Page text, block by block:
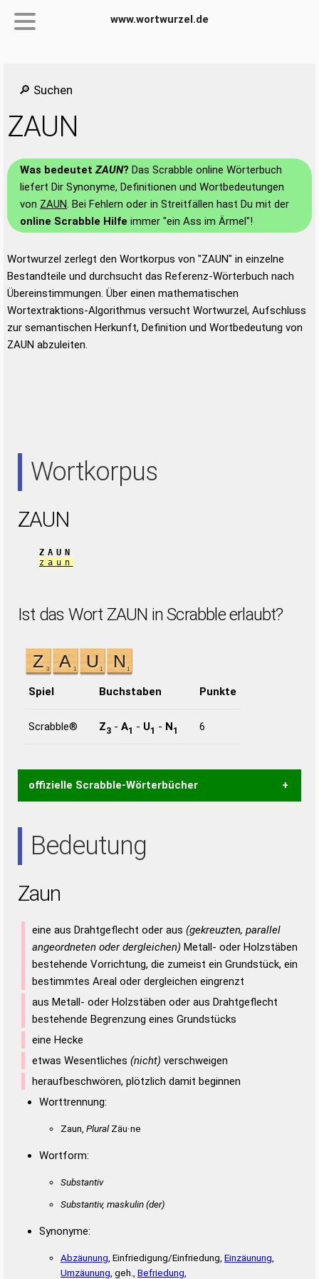
www.wortwurzel.de
🔎 Suchen
ZAUN
Was bedeutetZAUN? Das Scrabble online Wörterbuch
liefert Dir Synonyme, Definitionen und Wortbedeutungen
von ZAUN. Bei Fehlern oder in Streitfällen hast Du mit der
online Scrabble Hilfe immer "ein Ass im Ärmel"!
Wortwurzel zerlegt den Wortkorpus von "ZAUN" in einzelne
Bestandteile und durchsucht das Referenz-Wörterbuch nach
Übereinstimmungen. Über einen mathematischen
Wortextraktions-Algorithmus versucht Wortwurzel, Aufschluss
zur semantischen Herkunft, Definition und Wortbedeutung von
ZAUN abzuleiten.
Wortkorpus
ZAUN
ZAUN
zaun
Ist das Wort ZAUN in Scrabble erlaubt?
Spiel Buchstaben Punkte
Scrabble® Z3 - A1 - U1 - N1 6
offizielle Scrabble-Wörterbücher
Wortanalyse-Algorithmus gute Anhaltspunkte zu
Wortbedeutung, Worttrennung und Wortform, um die
bestimmen!
Duden – Standardwerk in 12 Bänden
Duden – Richtiges und gutes
Deutsch
Duden – Die deutsche Grammatik
Duden – Deutsches
Bedeutung
Zaun
eine aus Drahtgeflecht oder aus (gekreuzten, parallel
angeordneten oder dergleichen) Metall- oder Holzstäben
bestehende Vorrichtung, die zumeist ein Grundstück, ein
bestimmtes Areal oder dergleichen eingrenzt
aus Metall- oder Holzstäben oder aus Drahtgeflecht
bestehende Begrenzung eines Grundstücks
eine Hecke
etwas Wesentliches (nicht) verschweigen
heraufbeschwören, plötzlich damit beginnen
Worttrennung:
Zaun, PluralZäu·ne
Wortform:
Substantiv
Substantiv, maskulin(der)
Synonyme:
Abzäunung , Einfriedigung/Einfriedung, Einzäunung
Umzäunung , geh., Befriedung